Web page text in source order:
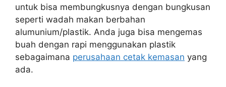
untuk bisa membungkusnya dengan bungkusan
seperti wadah makan berbahan
alumunium/plastik. Anda juga bisa mengemas
buah dengan rapi menggunakan plastik
sebagaimana perusahaan cetak kemasan yang
ada.